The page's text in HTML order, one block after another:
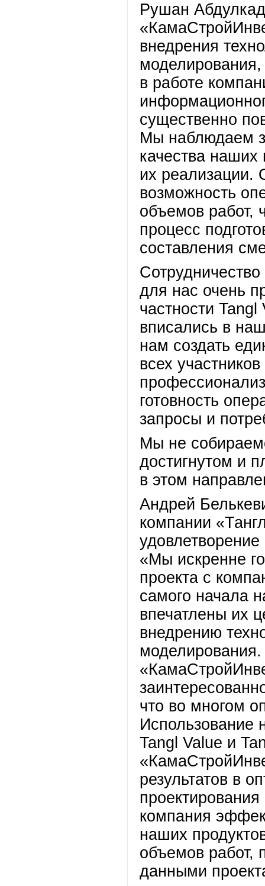
Рушан
внедрения
моделирования,
в работе
существенно
Мы наблюдаем
качества наших
их реализации.
возможность
объемов работ,
процесс
составления
для нас очень
частности
вписались в
нам создать
всех
готовность
запросы и
Мы не
достигнутом и
в этом
Андрей
компании
удовлетворение
«Мы искренне
проекта с
самого начала
впечатлены их
внедрению
моделирования.
что во многом
Использование
Tangl Value и
результатов в
компания
наших
объемов работ,
данными